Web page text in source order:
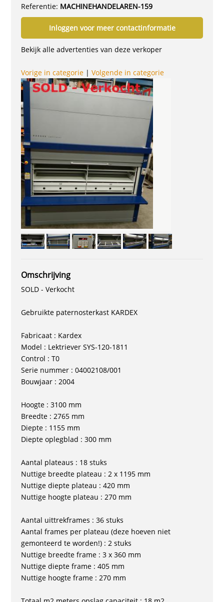
Referentie: MACHINEHANDELAREN-159
Inloggen voor meer contactinformatie
Bekijk alle advertenties van deze verkoper
Vorige in categorie |Volgende in categorie
Omschrijving
SOLD - Verkocht
Gebruikte paternosterkast KARDEX
Fabricaat : Kardex
Model : Lektriever SYS-120-1811
Control : T0
Serie nummer : 04002108/001
Bouwjaar : 2004
Hoogte : 3100 mm
Breedte : 2765 mm
Diepte : 1155 mm
Diepte oplegblad : 300 mm
Aantal plateaus : 18 stuks
Nuttige breedte plateau : 2 x 1195 mm
Nuttige diepte plateau : 420 mm
Nuttige hoogte plateau : 270 mm
Aantal uittrekframes : 36 stuks
Aantal frames per plateau (deze hoeven niet
gemonteerd te worden!) : 2 stuks
Nuttige breedte frame : 3 x 360 mm
Nuttige diepte frame : 405 mm
Nuttige hoogte frame : 270 mm